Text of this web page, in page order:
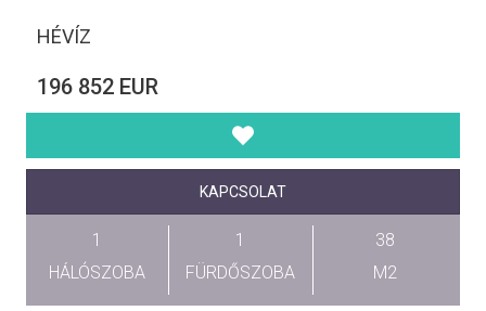
HÉVÍZ
196 852 EUR
KAPCSOLAT
1
HÁLÓSZOBA
1
FÜRDŐSZOBA
38
M2